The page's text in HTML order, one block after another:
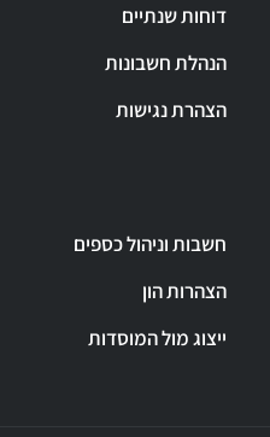
דוחות שנתיים
הנהלת חשבונות
הצהרת נגישות
חשבות וניהול כספים
הצהרות הון
ייצוג מול המוסדות